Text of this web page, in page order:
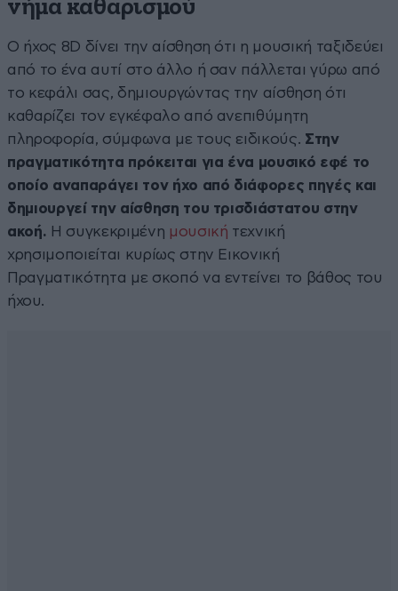
νήμα καθαρισμού
Ο ήχος 8D δίνει την αίσθηση ότι η μουσική ταξιδεύει
από το ένα αυτί στο άλλο ή σαν πάλλεται γύρω από
το κεφάλι σας, δημιουργώντας την αίσθηση ότι
καθαρίζει τον εγκέφαλο από ανεπιθύμητη
πληροφορία, σύμφωνα με τους ειδικούς. Στην
πραγματικότητα πρόκειται για ένα μουσικό εφέ το
οποίο αναπαράγει τον ήχο από διάφορες πηγές και
δημιουργεί την αίσθηση του τρισδιάστατου στην
ακοή. Η συγκεκριμένη μουσική τεχνική
χρησιμοποιείται κυρίως στην Εικονική
Πραγματικότητα με σκοπό να εντείνει το βάθος του
ήχου.